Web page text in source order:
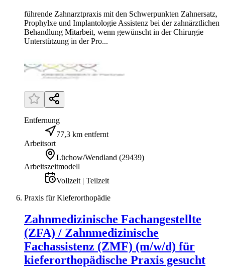
führende Zahnarztpraxis mit den Schwerpunkten Zahnersatz,
Prophylxe und Implantologie Assistenz bei der zahnärztlichen
Behandlung Mitarbeit, wenn gewünscht in der Chirurgie
Unterstützung in der Pro...
Entfernung
77,3 km entfernt
Arbeitsort
Lüchow/Wendland (29439)
Arbeitszeitmodell
Vollzeit | Teilzeit
Praxis für Kieferorthopädie
Zahnmedizinische Fachangestellte
(ZFA) / Zahnmedizinische
Fachassistenz (ZMF) (m/w/d) für
kieferorthopädische Praxis gesucht